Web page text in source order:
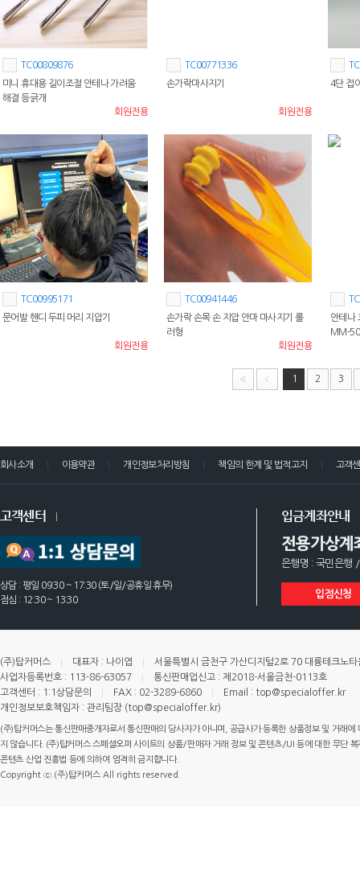
TC00809876
미니 휴대용 길이조절 안테나 가려움
해결 등긁개
회원전용
TC00771336
손가락마사지기
회원전용
4단 접
TC00995171
문어발 핸디 두피 머리 지압기
회원전용
TC00941446
손가락 손목 손 지압 안마 마사지기 롤
러형
회원전용
안테나
MM-
1 2 3
회사소개 이용약관 개인정보처리방침 책임의 한계 및 법적고지 고객
고객센터
상담 : 평일 09:30 ~ 17:30 (토/일/공휴일 휴무)
점심 : 12:30 ~ 13:30
입금계좌안내
전용가상계
은행명 : 국민은행
입점신청
(주)탑커머스 대표자 : 나이엽
서울특별시 금천구 가산디지털2로 70 대륭테크노
사업자등록번호 : 113-86-63057
통신판매업신고 : 제2018-서울금천-0113호
고객센터 : 1:1상담문의
FAX : 02-3289-6860
Email : top@specialoffer.kr
개인정보보호책임자 : 관리팀장 (top@specialoffer.kr)
(주)탑커머스는 통신판매중개자로서 통신판매의 당사자가 아니며, 공급사가 등록한 상품정보 및 거래
지 않습니다. (주)탑커머스 스페셜오퍼 사이트의 상품/판매자 거래 정보 및 콘텐츠/UI 등에 대한 무단
콘텐츠 산업 진흥법 등에 의하여 엄격히 금지합니다.
Copyright ⓒ (주)탑커머스 All rights reserved.